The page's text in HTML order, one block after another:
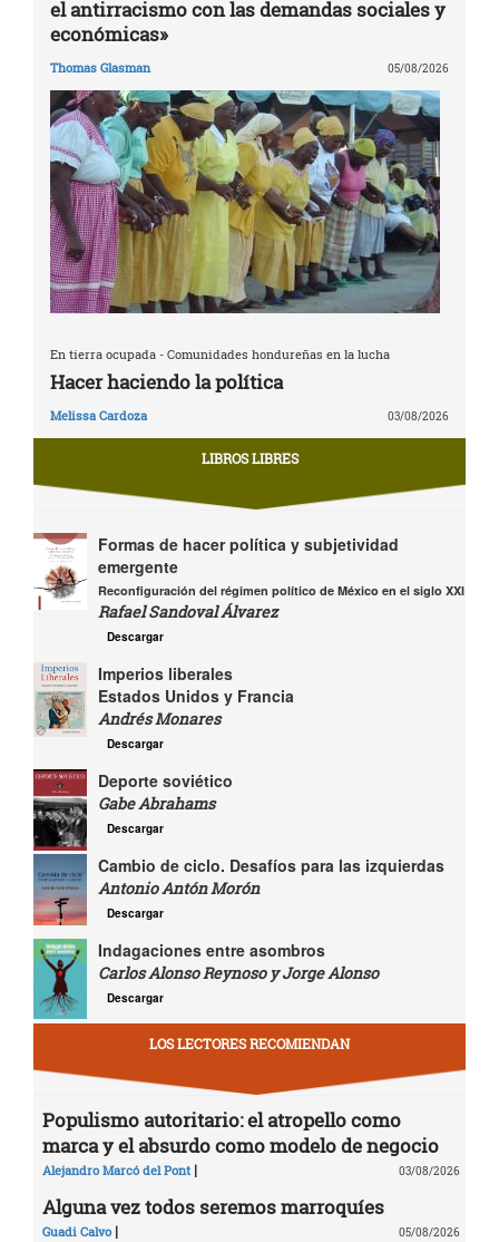
el antirracismo con las demandas sociales y
económicas»
Thomas Glasman 05/08/2026
En tierra ocupada - Comunidades hondureñas en la lucha
Hacer haciendo la política
Melissa Cardoza 03/08/2026
LIBROS LIBRES
Formas de hacer política y subjetividad
emergente
Reconfiguración del régimen político de México en el siglo XXI
Rafael Sandoval Álvarez
Descargar
Imperios liberales
Estados Unidos y Francia
Andrés Monares
Descargar
Deporte soviético
Gabe Abrahams
Descargar
Cambio de ciclo. Desafíos para las izquierdas
Antonio Antón Morón
Descargar
Indagaciones entre asombros
Carlos Alonso Reynoso y Jorge Alonso
Descargar
LOS LECTORES RECOMIENDAN
Populismo autoritario: el atropello como
marca y el absurdo como modelo de negocio
Alejandro Marcó del Pont | 03/08/2026
Alguna vez todos seremos marroquíes
Guadi Calvo | 05/08/2026